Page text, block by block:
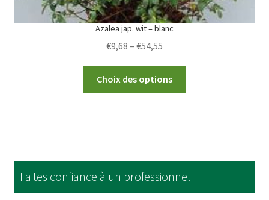
Azalea jap. wit – blanc
€9,68 – €54,55
€9,68
through
Choix des options
options
may
be
Faites confiance à un professionnel